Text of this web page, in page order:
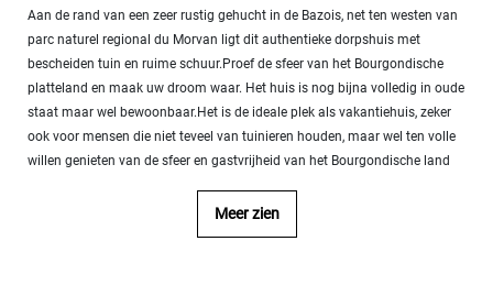
M
5
000
000
M 2
Aan de rand van een zeer rustig gehucht in de Bazois, net ten westen van
parc naturel regional du Morvan ligt dit authentieke dorpshuis met
bescheiden tuin en ruime schuur.Proef de sfeer van het Bourgondische
platteland en maak uw droom waar. Het huis is nog bijna volledig in oude
staat maar wel bewoonbaar.Het is de ideale plek als vakantiehuis, zeker
ook voor mensen die niet teveel van tuinieren houden, maar wel ten volle
willen genieten van de sfeer en gastvrijheid van het Bourgondische land
Meer zien